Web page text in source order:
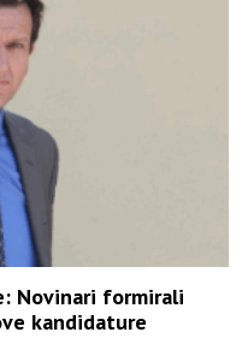
Novinari formirali
kandidature